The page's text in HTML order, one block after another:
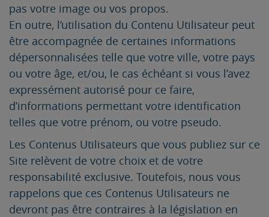
pas votre image ou vos propos.
En outre, l’utilisation du Contenu Utilisateur peut
être accompagnée de certaines informations
dépersonnalisées telle que votre ville, votre pays
ou votre âge, et/ou, le cas échéant si vous l’avez
expressément autorisé pour ce faire,
d’informations permettant votre identification
telles que votre prénom, ou votre pseudo.
Les Contenus Utilisateurs que vous publiez sur ce
Site relèvent de votre choix et de votre
responsabilité exclusive. Toutefois, nous vous
rappelons que ces Contenus Utilisateurs ne
devront pas être contraires à la législation en